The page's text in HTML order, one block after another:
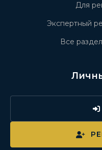
Для
Экспертный
Все